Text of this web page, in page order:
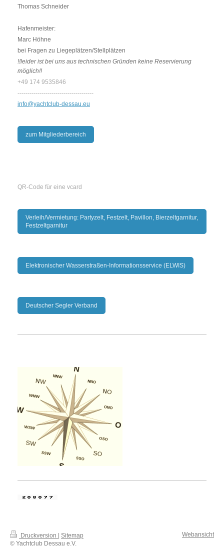
Thomas Schneider
Hafenmeister:
Marc Höhne
bei Fragen zu Liegeplätzen/Stellplätzen
!!leider ist bei uns aus technischen Gründen keine Reservierung
möglich!!
+49 174 9535846
--------------------------------------
info@yachtclub-dessau.eu
zum Mitgliederbereich
QR-Code für eine vcard
Verleih/Vermietung: Partyzelt, Festzelt, Pavillon, Bierzeltgarnitur,
Festzeltgarnitur
Elektronischer Wasserstraßen-Informationsservice (ELWIS)
Deutscher Segler Verband
Druckversion
Sitemap
© Yachtclub Dessau e.V.
Webansicht